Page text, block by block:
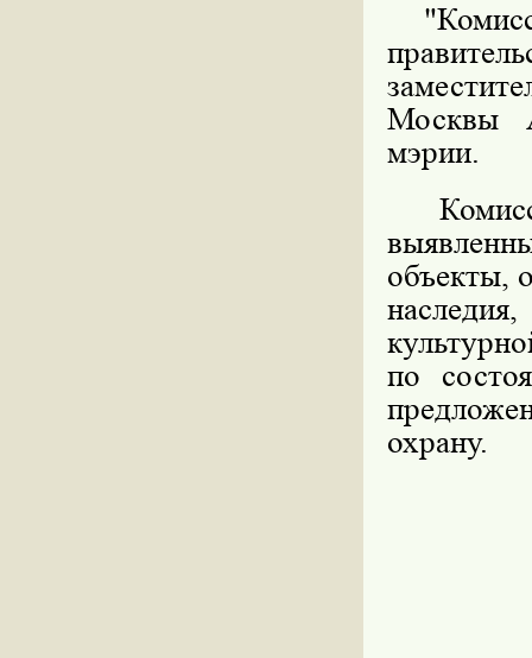
Москвы
мэрии.
объекты,
по
охрану.